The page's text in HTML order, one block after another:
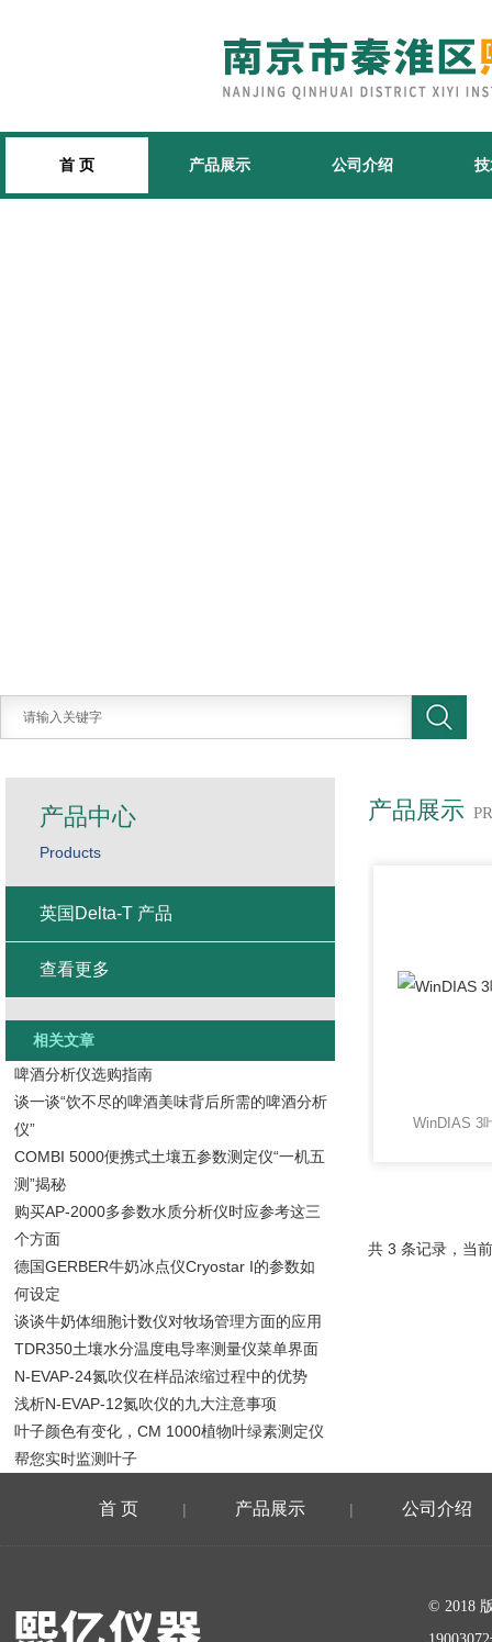
首 页 产品展示 公司介绍
产品展示
WinDIAS 3
共 3 条记录，当
产品中心
Products
英国Delta-T 产品
查看更多
相关文章
啤酒分析仪选购指南
谈一谈“饮不尽的啤酒美味背后所需的啤酒分析
仪”
COMBI 5000便携式土壤五参数测定仪“一机五
测”揭秘
购买AP-2000多参数水质分析仪时应参考这三
个方面
德国GERBER牛奶冰点仪Cryostar I的参数如
何设定
谈谈牛奶体细胞计数仪对牧场管理方面的应用
TDR350土壤水分温度电导率测量仪菜单界面
N-EVAP-24氮吹仪在样品浓缩过程中的优势
浅析N-EVAP-12氮吹仪的九大注意事项
叶子颜色有变化，CM 1000植物叶绿素测定仪
帮您实时监测叶子
首 页 | 产品展示 | 公司介绍
© 2018